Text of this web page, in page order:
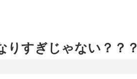
りすぎじゃない？？？